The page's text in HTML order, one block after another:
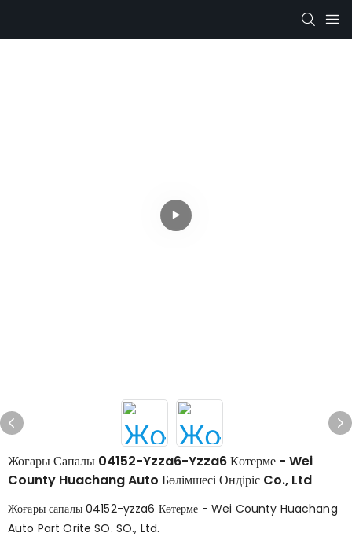
Жоғары Сапалы 04152-Yzza6-Yzza6 Көтерме - Wei
County Huachang Auto Бөлімшесі Өндіріс Co., Ltd
Жоғары сапалы 04152-yzza6 Көтерме - Wei County Huachang
Auto Part Orite SO. SO., Ltd.